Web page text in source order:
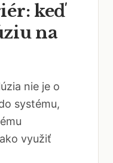
keď
na
nie je o
systému,
využiť